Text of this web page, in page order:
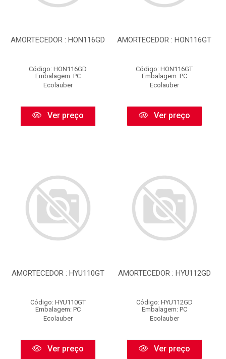
AMORTECEDOR : HON116GD
Código: HON116GD
Embalagem: PC
Ecolauber
Ver preço
AMORTECEDOR : HON116GT
Código: HON116GT
Embalagem: PC
Ecolauber
Ver preço
AMORTECEDOR : HYU110GT
Código: HYU110GT
Embalagem: PC
Ecolauber
Ver preço
AMORTECEDOR : HYU112GD
Código: HYU112GD
Embalagem: PC
Ecolauber
Ver preço